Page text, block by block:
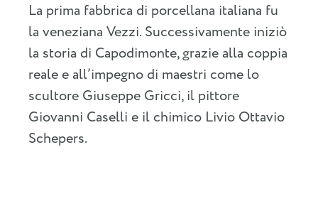
La prima fabbrica di porcellana italiana fu
la veneziana Vezzi. Successivamente iniziò
la storia di Capodimonte, grazie alla coppia
reale e all’impegno di maestri come lo
scultore Giuseppe Gricci, il pittore
Giovanni Caselli e il chimico Livio Ottavio
Schepers.